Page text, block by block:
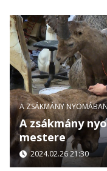
A ZSÁKMÁNY NYOMÁBAN
A zsákmány
mestere
2024.02.26 21:30